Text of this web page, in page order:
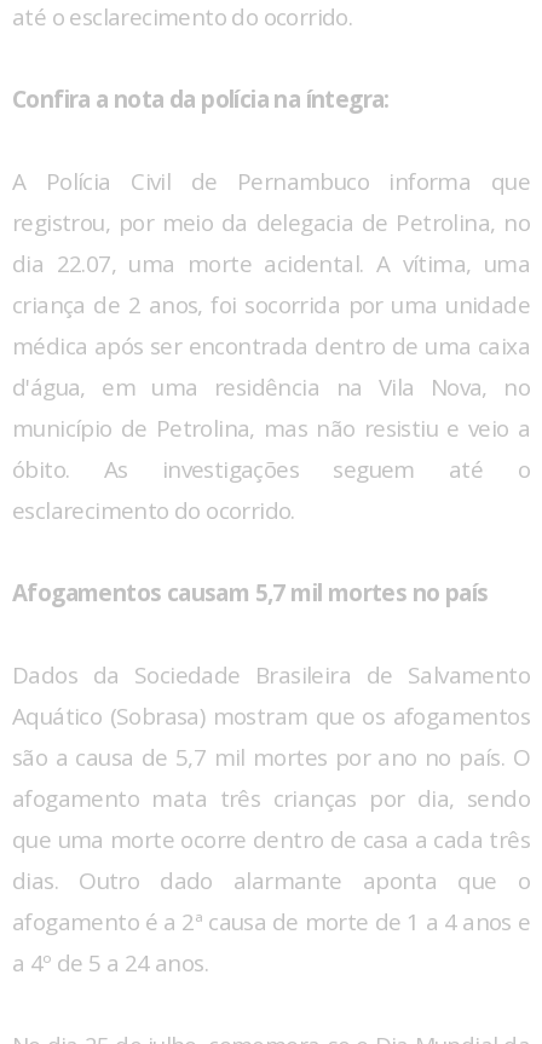
até o esclarecimento do ocorrido.
Confira a nota da polícia na íntegra:
A Polícia Civil de Pernambuco informa que
registrou, por meio da delegacia de Petrolina, no
dia 22.07, uma morte acidental. A vítima, uma
criança de 2 anos, foi socorrida por uma unidade
médica após ser encontrada dentro de uma caixa
d'água, em uma residência na Vila Nova, no
município de Petrolina, mas não resistiu e veio a
óbito. As investigações seguem até o
esclarecimento do ocorrido.
Afogamentos causam 5,7 mil mortes no país
Dados da Sociedade Brasileira de Salvamento
Aquático (Sobrasa) mostram que os afogamentos
são a causa de 5,7 mil mortes por ano no país. O
afogamento mata três crianças por dia, sendo
que uma morte ocorre dentro de casa a cada três
dias. Outro dado alarmante aponta que o
afogamento é a 2ª causa de morte de 1 a 4 anos e
a 4º de 5 a 24 anos.